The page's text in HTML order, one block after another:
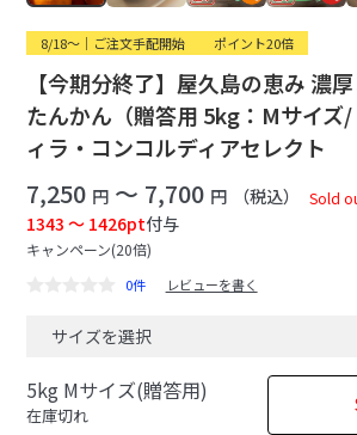
8/18〜｜ご注文手配開始 ポイント20倍
【今期分終了】屋久島の恵み 濃
たんかん（贈答用 5kg：Mサイズ
ィラ・コンコルディアセレクト
7,250 円 ～ 7,700 円 （税込） Sold
1343 ～ 1426pt付与
キャンペーン(20倍)
0件 レビューを書く
サイズを選択
5kg Mサイズ(贈答用)
在庫切れ